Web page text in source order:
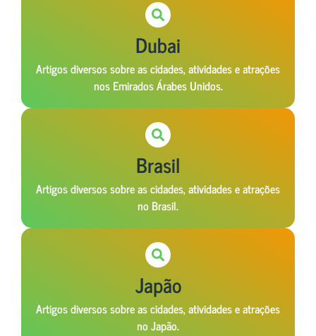
Dubai
Artigos diversos sobre as cidades, atividades e atrações
nos Emirados Árabes Unidos.
Brasil
Artigos diversos sobre as cidades, atividades e atrações
no Brasil.
Japão
Artigos diversos sobre as cidades, atividades e atrações
no Japão.